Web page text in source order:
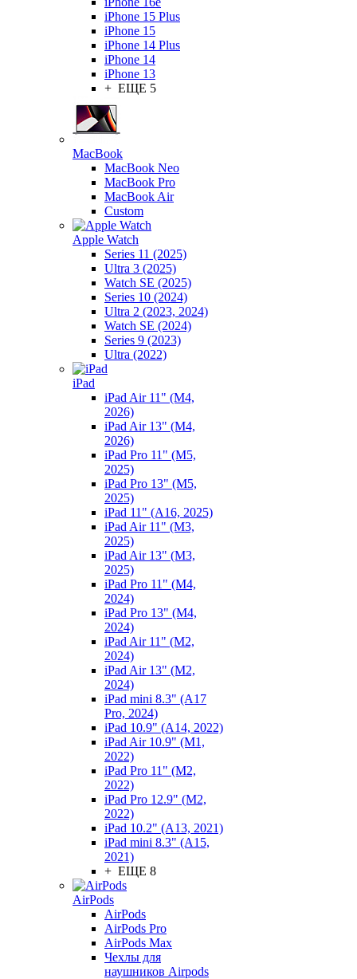
iPhone 15 Plus
iPhone 15
iPhone 14 Plus
iPhone 14
iPhone 13
+ ЕЩЕ 5
MacBook
MacBook Neo
MacBook Pro
MacBook Air
Custom
Apple Watch
Series 11 (2025)
Ultra 3 (2025)
Watch SE (2025)
Series 10 (2024)
Ultra 2 (2023, 2024)
Watch SE (2024)
Series 9 (2023)
Ultra (2022)
iPad
iPad Air 11" (M4,
2026)
iPad Air 13" (M4,
2026)
iPad Pro 11" (M5,
2025)
iPad Pro 13" (M5,
2025)
iPad 11" (A16, 2025)
iPad Air 11" (M3,
2025)
iPad Air 13" (M3,
2025)
iPad Pro 11" (M4,
2024)
iPad Pro 13" (M4,
2024)
iPad Air 11" (M2,
2024)
iPad Air 13" (M2,
2024)
iPad mini 8.3" (A17
Pro, 2024)
iPad 10.9" (A14, 2022)
iPad Air 10.9" (M1,
2022)
iPad Pro 11" (M2,
2022)
iPad Pro 12.9" (M2,
2022)
iPad 10.2" (A13, 2021)
iPad mini 8.3" (A15,
2021)
+ ЕЩЕ 8
AirPods
AirPods
AirPods Pro
AirPods Max
Чехлы для
наушников Airpods